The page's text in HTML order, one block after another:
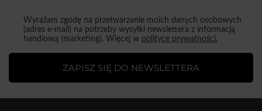
Wyrażam zgodę na przetwarzanie moich danych osobowych
(adres e-mail) na potrzeby wysyłki newslettera z informacją
handlową (marketing). Więcej w polityce prywatności.
ZAPISZ SIĘ DO NEWSLETTERA